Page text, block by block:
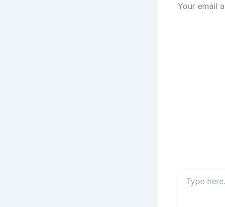
Your email
here..